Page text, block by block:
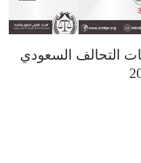
التحالف السعودي